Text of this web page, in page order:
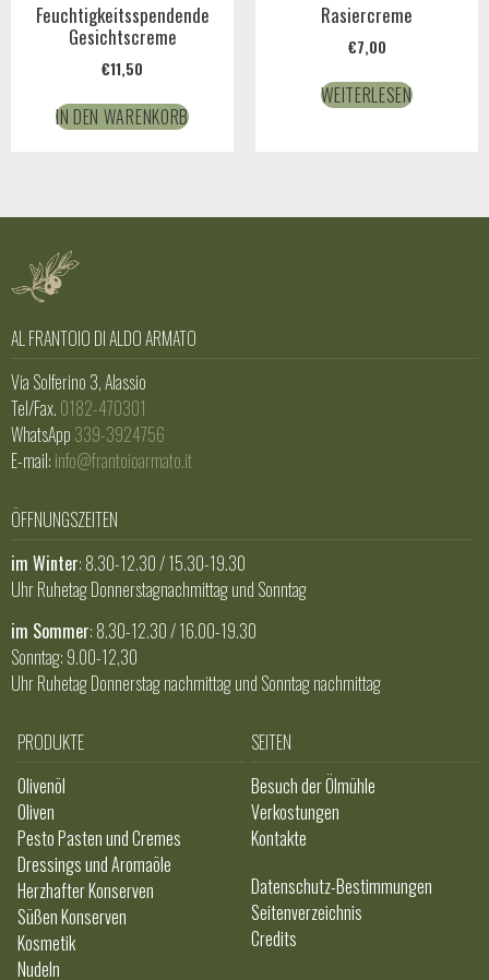
Feuchtigkeitsspendende
Gesichtscreme
€11,50
IN DEN WARENKORB
Rasiercreme
€7,00
WEITERLESEN
AL FRANTOIO DI ALDO ARMATO
Via Solferino 3, Alassio
Tel/Fax. 0182-470301
WhatsApp 339-3924756
E-mail: info@frantoioarmato.it
ÖFFNUNGSZEITEN
im Winter: 8.30-12.30 / 15.30-19.30
Uhr Ruhetag Donnerstagnachmittag und Sonntag
im Sommer: 8.30-12.30 / 16.00-19.30
Sonntag: 9.00-12,30
Uhr Ruhetag Donnerstag nachmittag und Sonntag nachmittag
PRODUKTE
Olivenöl
Oliven
Pesto Pasten und Cremes
Dressings und Aromaöle
Herzhafter Konserven
Süßen Konserven
Kosmetik
Nudeln
SEITEN
Besuch der Ölmühle
Verkostungen
Kontakte
Datenschutz-Bestimmungen
Seitenverzeichnis
Credits